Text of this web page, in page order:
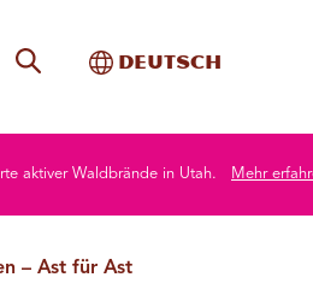
Website-Suche
Toggle
Deutsch
aktiver Waldbrände in Utah. Mehr
– Ast für Ast